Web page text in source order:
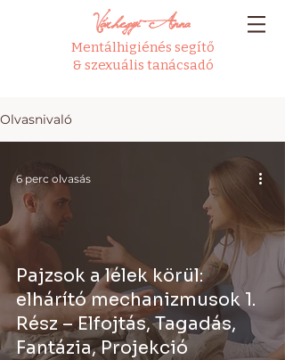
Várhegyi Anna
Mentálhigiénés segítő
& szexuális tanácsadó
Olvasnivaló
Pajzsok a lélek körül:
elhárító mechanizmusok 1.
Rész – Elfojtás, Tagadás,
Fantázia, Projekció
6 perc olvasás